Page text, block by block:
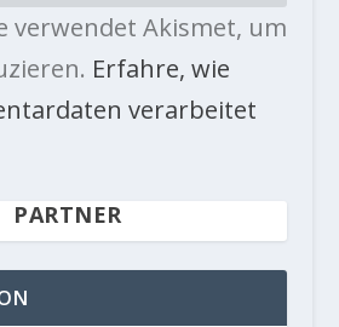
verwendet Akismet, um
Erfahre, wie
verarbeitet
PARTNER